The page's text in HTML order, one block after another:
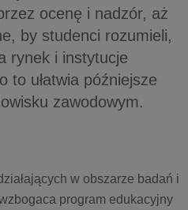
ocenę i nadzór, aż
by studenci rozumieli,
rynek i instytucje
to ułatwia późniejsze
zawodowym.
w obszarze badań i
program edukacyjny